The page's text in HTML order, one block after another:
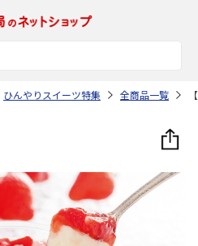
ひんやりスイーツ特集 全商品一覧